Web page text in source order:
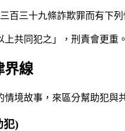
三百三十九條詐欺罪而有
共同犯之」，刑責會更
界線
境故事，來區分幫助犯與
犯)